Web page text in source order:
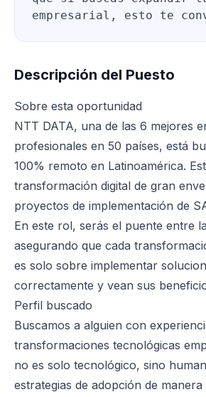
empresarial, esto te
Descripción del Puesto
Sobre esta oportunidad
NTT DATA, una de las 6 mejores
profesionales en 50 países, está
100% remoto en Latinoamérica.
transformación digital de gran
proyectos de implementación de
En este rol, serás el puente entre
asegurando que cada
es solo sobre implementar
correctamente y vean sus
Perfil buscado
Buscamos a alguien con
transformaciones tecnológicas
no es solo tecnológico, sino
estrategias de adopción de